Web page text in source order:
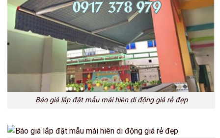
Báo giá lắp đặt mẫu mái hiên di động giá rẻ đẹp